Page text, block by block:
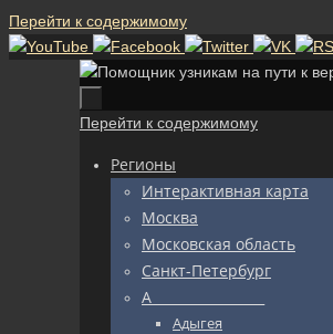
Перейти к содержимому
Перейти к содержимому
Регионы
Интерактивная карта
Москва
Московская область
Санкт-Петербург
А_________________
Адыгея